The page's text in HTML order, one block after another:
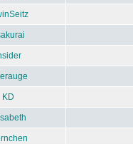
KD